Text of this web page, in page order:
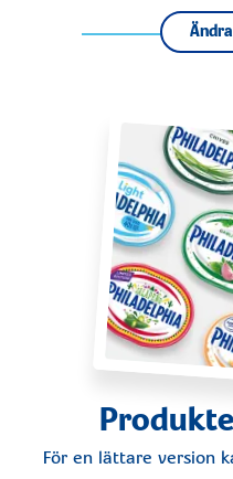
För en lättare version